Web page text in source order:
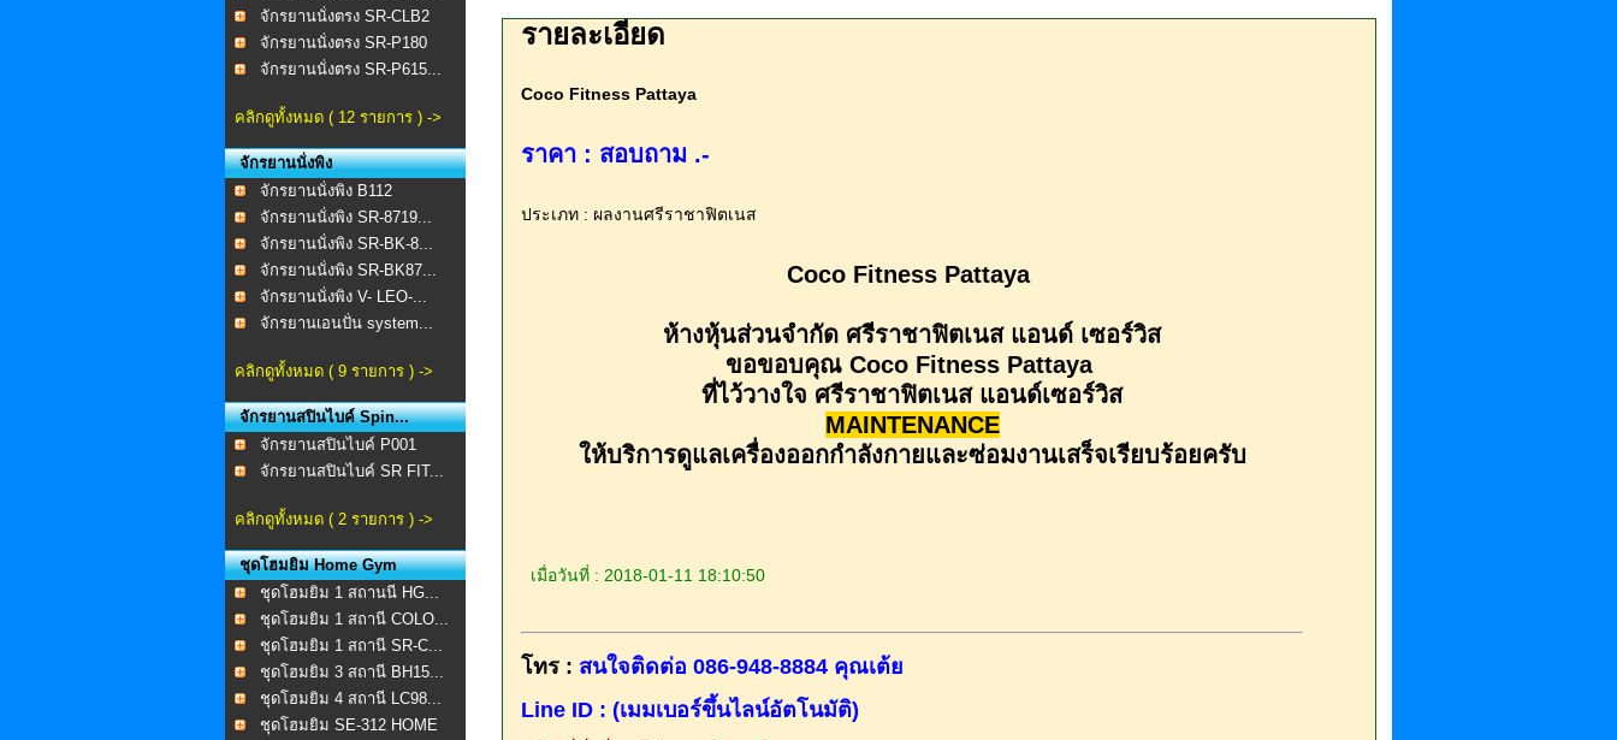
จักรยานนั่งตรง SR-CLB2
จักรยานนั่งตรง SR-P180
จักรยานนั่งตรง SR-P615...
คลิกดูทั้งหมด ( 12 รายการ ) ->
จักรยานนั่งพิง
จักรยานนั่งพิง B112
จักรยานนั่งพิง SR-8719...
จักรยานนั่งพิง SR-BK-8...
จักรยานนั่งพิง SR-BK87...
จักรยานนั่งพิง V- LEO-...
จักรยานเอนปั่น system...
คลิกดูทั้งหมด ( 9 รายการ ) ->
จักรยานสปินไบค์ Spin...
จักรยานสปินไบค์ P001
จักรยานสปินไบค์ SR FIT...
คลิกดูทั้งหมด ( 2 รายการ ) ->
ชุดโฮมยิม Home Gym
ชุดโฮมยิม 1 สถานนี HG...
ชุดโฮมยิม 1 สถานี COLO...
ชุดโฮมยิม 1 สถานี SR-C...
ชุดโฮมยิม 3 สถานี BH15...
ชุดโฮมยิม 4 สถานี LC98...
ชุดโฮมยิม SE-312 HOME
รายละเอียด
Coco Fitness Pattaya
ราคา : สอบถาม .-
ประเภท : ผลงานศรีราชาฟิตเนส
Coco Fitness Pattaya
ห้างหุ้นส่วนจำกัด ศรีราชาฟิตเนส แอนด์ เซอร์วิส
ขอขอบคุณ Coco Fitness Pattaya
ที่ไว้วางใจ ศรีราชาฟิตเนส แอนด์เซอร์วิส
MAINTENANCE
ให้บริการดูแลเครื่องออกกำลังกายและซ่อมงานเสร็จเรียบร้อยครับ
เมื่อวันที่ : 2018-01-11 18:10:50
โทร : สนใจติดต่อ 086-948-8884 คุณเต้ย
Line ID : (เมมเบอร์ขึ้นไลน์อัตโนมัติ)